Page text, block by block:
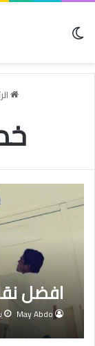
افضل
May Abdo